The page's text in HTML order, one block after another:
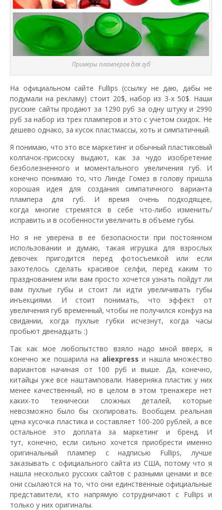
Примеры пламперов для губ
На официальном сайте Fullips (ссылку не даю, дабы не
подумали на рекламу) стоит 20$, набор из 3-х 50$. Наши
русские сайты продают за 1290 руб за одну штуку и 2990
руб за набор из трех пламперов и это с учетом скидок. Не
дешево однако, за кусок пластмассы, хоть и симпатичный.
Я понимаю, что это все маркетинг и обычный пластиковый
колпачок-присоску выдают, как за чудо изобретение
безболезненного и моментального увеличения губ. И
конечно понимаю то, что Линде Гомез в голову пришла
хорошая идея для создания симпатичного варианта
плампера для губ. И время очень подходящее,
когда многие стремятся в себе что-либо изменить/
исправить и в особенности увеличить в объеме губы.
Но я не уверена в ее безопасности при постоянном
использовании и думаю, такая игрушка для взрослых
девочек пригодится перед фотосъемкой или если
захотелось сделать красивое селфи, перед каким то
празднованием или вам просто хочется узнать пойдут ли
вам пухлые губы и стоит ли идти увеличивать губы
инъекциями. И стоит понимать, что эффект от
увеличения губ временный, чтобы не получился конфуз на
свидании, когда пухлые губки исчезнут, когда часы
пробьют двенадцать :)
Так как мое любопытство взяло надо мной вверх, я
конечно же пошарила на aliexpress и нашла множество
вариантов начиная от 100 руб и выше. Да, конечно,
китайцы уже все наштамповали. Наверняка пластик у них
менее качественный, но в целом в этом тренажере нет
каких-то технически сложных деталей, которые
невозможно было бы скопировать. Вообщем. реальная
цена кусочка пластика и составляет 100-200 рублей, а все
остальное это доплата за маркетинг и бренд. И
тут, конечно, если сильно хочется приобрести именно
оригинальный плампер с надписью Fullips, лучше
заказывать с официального сайта из США, потому что я
нашла несколько русских сайтов с разными ценами и все
они ссылаются на то, что они единственные официальные
представители, кто напрямую сотрудничают с Fullips и
только у них оригиналы.